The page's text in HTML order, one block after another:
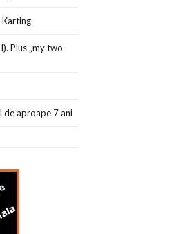
Karting
Plus „my two
de aproape 7 ani